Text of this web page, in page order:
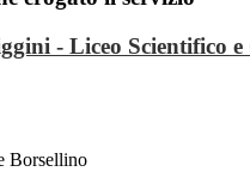
- Liceo Scientifico e
Borsellino